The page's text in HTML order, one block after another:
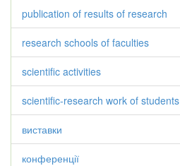
publication of results of research
research schools of faculties
scientific activities
scientific-research work of students
виставки
конференції